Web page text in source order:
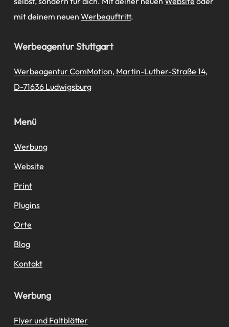
mit deinem neuen Werbeauftritt.
Werbeagentur Stuttgart
Werbeagentur ComMotion, Martin-Luther-Straße 14,
D-71636 Ludwigsburg
Menü
Werbung
Website
Print
Plugins
Orte
Blog
Kontakt
Werbung
Flyer und Faltblätter